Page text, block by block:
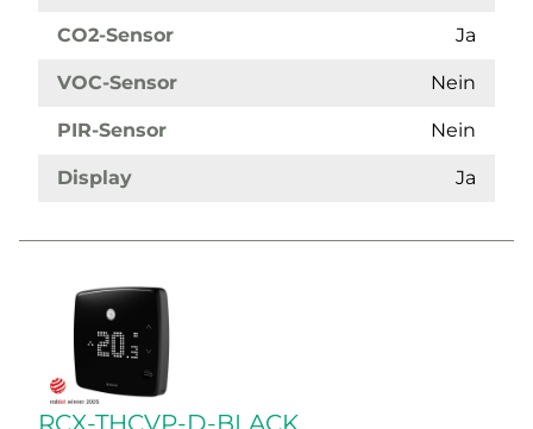
CO2-Sensor Ja
VOC-Sensor Nein
PIR-Sensor Nein
Display Ja
RCX-THCVP-D-BLACK